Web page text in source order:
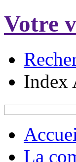
Votre
Index
La